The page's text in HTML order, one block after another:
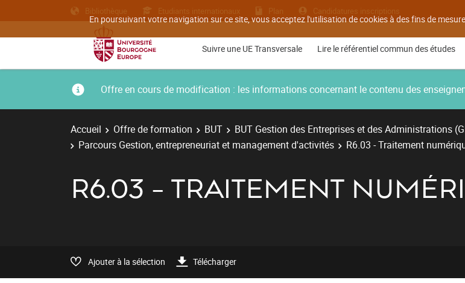
En poursuivant votre navigation sur ce site, vous acceptez l'utilisation de cookies à des fins de
Bibliothèque Etudiants internationaux Plan Candidatures inscriptions
Suivre une UE Transversale Lire le référentiel commun des études
Offre en cours de modification : les informations concernant le contenu des
Accueil Offre de formation BUT
BUT Gestion des Entreprises et des Administrations
Parcours Gestion, entrepreneuriat et management d'activités
R6.03 - Traitement
R6.03 - TRAITEMENT
Ajouter à la sélection Télécharger